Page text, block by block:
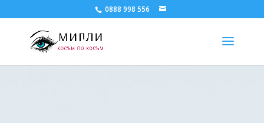
0888 998 556